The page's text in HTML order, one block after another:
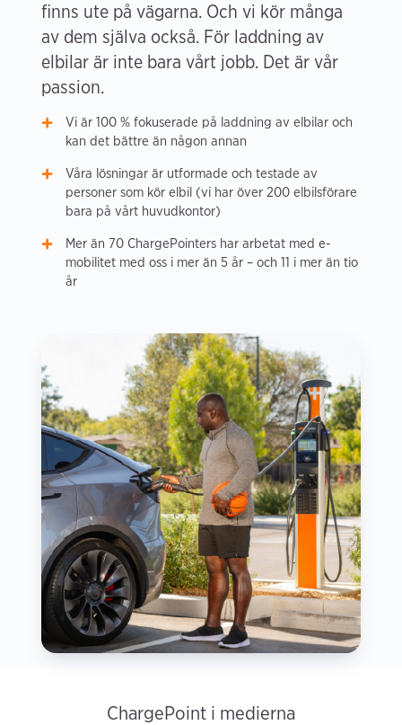
finns ute på vägarna. Och vi kör många
av dem själva också. För laddning av
elbilar är inte bara vårt jobb. Det är vår
passion.
Vi är 100 % fokuserade på laddning av elbilar och
kan det bättre än någon annan
Våra lösningar är utformade och testade av
personer som kör elbil (vi har över 200 elbilsförare
bara på vårt huvudkontor)
Mer än 70 ChargePointers har arbetat med e-
mobilitet med oss i mer än 5 år – och 11 i mer än tio
år
ChargePoint i medierna